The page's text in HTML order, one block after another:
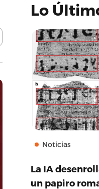
Lo
Noticias
La IA
un papiro